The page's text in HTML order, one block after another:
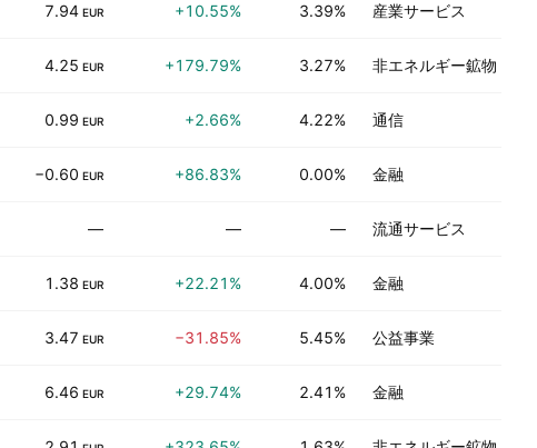
7.94 EUR +10.55% 3.39% 産業サービス
4.25 EUR +179.79% 3.27% 非エネルギー鉱物
0.99 EUR +2.66% 4.22% 通信
−0.60 EUR +86.83% 0.00% 金融
— — — 流通サービス
1.38 EUR +22.21% 4.00% 金融
3.47 EUR −31.85% 5.45% 公益事業
6.46 EUR +29.74% 2.41% 金融